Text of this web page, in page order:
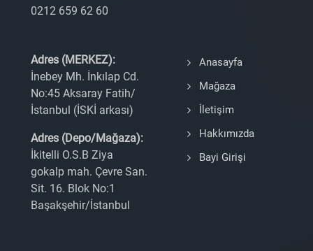
0212 659 62 60
Adres (MERKEZ):
İnebey Mh. İnkılap Cd.
No:45 Aksaray Fatih/
İstanbul (İSKİ arkası)
Adres (Depo/Mağaza):
İkitelli O.S.B Ziya
gokalp mah. Çevre San.
Sit. 16. Blok No:1
Başakşehir/İstanbul
Anasayfa
Mağaza
İletişim
Hakkımızda
Bayi Girişi